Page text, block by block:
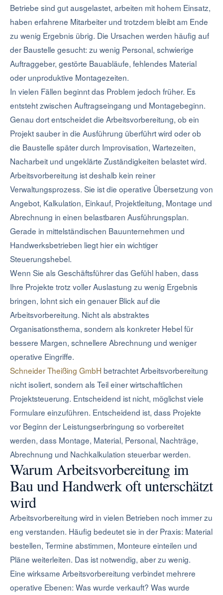
Betriebe sind gut ausgelastet, arbeiten mit hohem Einsatz,
haben erfahrene Mitarbeiter und trotzdem bleibt am Ende
zu wenig Ergebnis übrig. Die Ursachen werden häufig auf
der Baustelle gesucht: zu wenig Personal, schwierige
Auftraggeber, gestörte Bauabläufe, fehlendes Material
oder unproduktive Montagezeiten.
In vielen Fällen beginnt das Problem jedoch früher. Es
entsteht zwischen Auftragseingang und Montagebeginn.
Genau dort entscheidet die Arbeitsvorbereitung, ob ein
Projekt sauber in die Ausführung überführt wird oder ob
die Baustelle später durch Improvisation, Wartezeiten,
Nacharbeit und ungeklärte Zuständigkeiten belastet wird.
Arbeitsvorbereitung ist deshalb kein reiner
Verwaltungsprozess. Sie ist die operative Übersetzung von
Angebot, Kalkulation, Einkauf, Projektleitung, Montage und
Abrechnung in einen belastbaren Ausführungsplan.
Gerade in mittelständischen Bauunternehmen und
Handwerksbetrieben liegt hier ein wichtiger
Steuerungshebel.
Wenn Sie als Geschäftsführer das Gefühl haben, dass
Ihre Projekte trotz voller Auslastung zu wenig Ergebnis
bringen, lohnt sich ein genauer Blick auf die
Arbeitsvorbereitung. Nicht als abstraktes
Organisationsthema, sondern als konkreter Hebel für
bessere Margen, schnellere Abrechnung und weniger
operative Eingriffe.
Schneider Theißing GmbH betrachtet Arbeitsvorbereitung
nicht isoliert, sondern als Teil einer wirtschaftlichen
Projektsteuerung. Entscheidend ist nicht, möglichst viele
Formulare einzuführen. Entscheidend ist, dass Projekte
vor Beginn der Leistungserbringung so vorbereitet
werden, dass Montage, Material, Personal, Nachträge,
Abrechnung und Nachkalkulation steuerbar werden.
Warum Arbeitsvorbereitung im
Bau und Handwerk oft unterschätzt
wird
Arbeitsvorbereitung wird in vielen Betrieben noch immer zu
eng verstanden. Häufig bedeutet sie in der Praxis: Material
bestellen, Termine abstimmen, Monteure einteilen und
Pläne weiterleiten. Das ist notwendig, aber zu wenig.
Eine wirksame Arbeitsvorbereitung verbindet mehrere
operative Ebenen: Was wurde verkauft? Was wurde